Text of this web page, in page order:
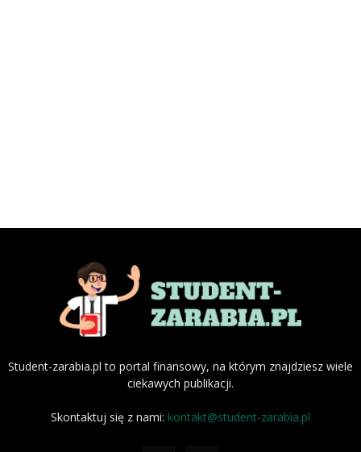
Student-zarabia.pl to portal finansowy, na którym znajdziesz wiele
ciekawych publikacji.
Skontaktuj się z nami: kontakt@student-zarabia.pl